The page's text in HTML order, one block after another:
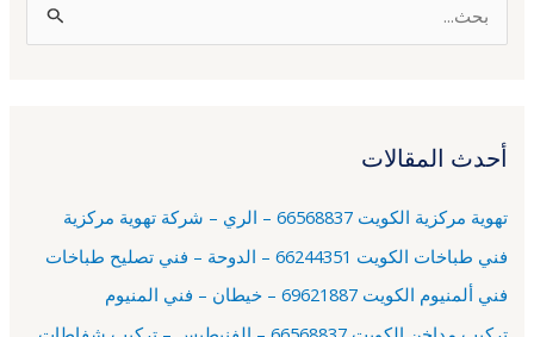
ل
ث
ن
:
أحدث المقالات
تهوية مركزية الكويت 66568837 – الري – شركة تهوية مركزية
فني طباخات الكويت 66244351 – الدوحة – فني تصليح طباخات
فني ألمنيوم الكويت 69621887 – خيطان – فني المنيوم